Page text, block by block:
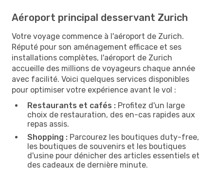
Aéroport principal desservant Zurich
Votre voyage commence à l'aéroport de Zurich.
Réputé pour son aménagement efficace et ses
installations complètes, l'aéroport de Zurich
accueille des millions de voyageurs chaque année
avec facilité. Voici quelques services disponibles
pour optimiser votre expérience avant le vol :
Restaurants et cafés : Profitez d'un large
choix de restauration, des en-cas rapides aux
repas assis.
Shopping : Parcourez les boutiques duty-free,
les boutiques de souvenirs et les boutiques
d'usine pour dénicher des articles essentiels et
des cadeaux de dernière minute.